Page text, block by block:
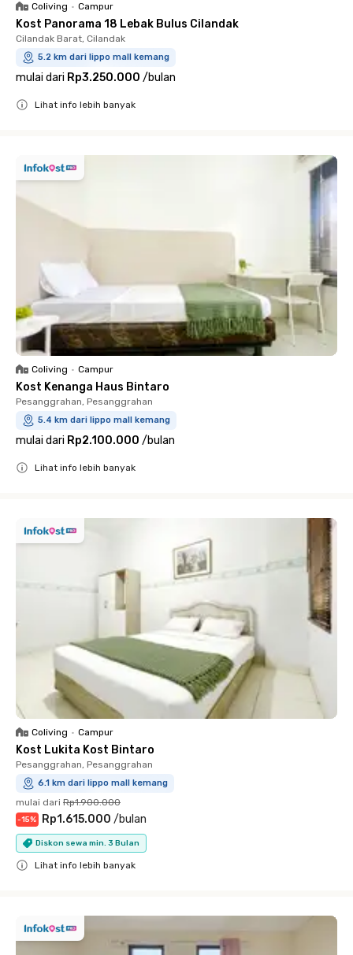
Coliving • Campur
Kost Panorama 18 Lebak Bulus Cilandak
Cilandak Barat, Cilandak
5.2 km dari lippo mall kemang
mulai dari Rp3.250.000 /bulan
Lihat info lebih banyak
Coliving • Campur
Kost Kenanga Haus Bintaro
Pesanggrahan, Pesanggrahan
5.4 km dari lippo mall kemang
mulai dari Rp2.100.000 /bulan
Lihat info lebih banyak
Coliving • Campur
Kost Lukita Kost Bintaro
Pesanggrahan, Pesanggrahan
6.1 km dari lippo mall kemang
mulai dari Rp1.900.000
-15% Rp1.615.000 /bulan
Diskon sewa min. 3 Bulan
Lihat info lebih banyak